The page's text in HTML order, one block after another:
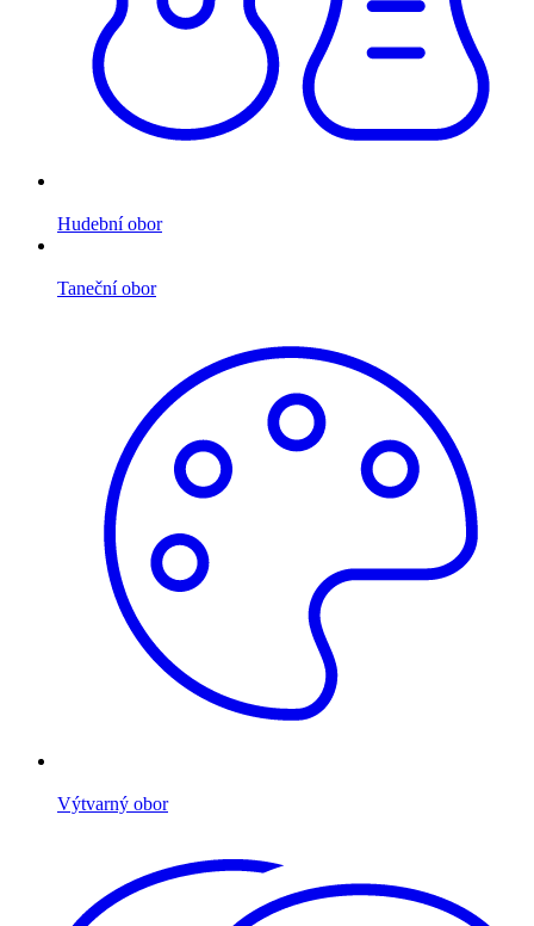
Hudební obor
Taneční obor
Výtvarný obor